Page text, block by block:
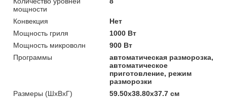
мощности
Конвекция
Нет
Мощность гриля
1000 Вт
Мощность микроволн
900 Вт
Программы
автоматическая разморозка,
автоматическое
приготовление, режим
разморозки
Размеры (ШxВxГ)
59.50x38.80x37.7 см